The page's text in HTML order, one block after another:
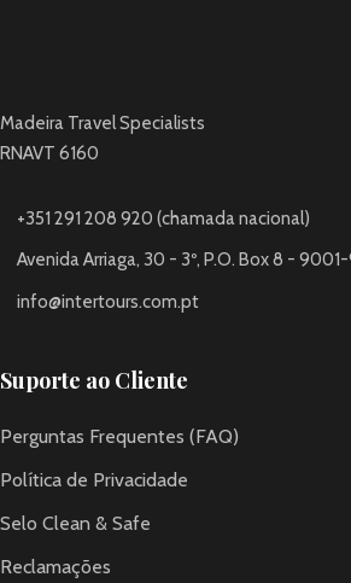
Madeira Travel Specialists
RNAVT 6160
+351 291 208 920 (chamada nacional)
Avenida Arriaga, 30 - 3º, P.O. Box 8 -
info@intertours.com.pt
Suporte ao Cliente
Perguntas Frequentes (FAQ)
Política de Privacidade
Selo Clean & Safe
Reclamações